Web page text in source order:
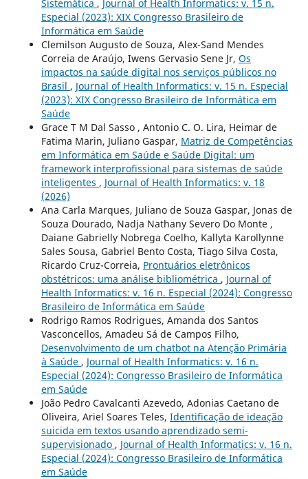
Sistemática , Journal of Health Informatics: v. 15 n.
Especial (2023): XIX Congresso Brasileiro de
Informática em Saúde
Clemilson Augusto de Souza, Alex-Sand Mendes
Correia de Araújo, Iwens Gervasio Sene Jr, Os
impactos na saúde digital nos serviços públicos no
Brasil , Journal of Health Informatics: v. 15 n. Especial
(2023): XIX Congresso Brasileiro de Informática em
Saúde
Grace T M Dal Sasso , Antonio C. O. Lira, Heimar de
Fatima Marin, Juliano Gaspar, Matriz de Competências
em Informática em Saúde e Saúde Digital: um
framework interprofissional para sistemas de saúde
inteligentes , Journal of Health Informatics: v. 18
(2026)
Ana Carla Marques, Juliano de Souza Gaspar, Jonas de
Souza Dourado, Nadja Nathany Severo Do Monte ,
Daiane Gabrielly Nobrega Coelho, Kallyta Karollynne
Sales Sousa, Gabriel Bento Costa, Tiago Silva Costa,
Ricardo Cruz-Correia, Prontuários eletrônicos
obstétricos: uma análise bibliométrica , Journal of
Health Informatics: v. 16 n. Especial (2024): Congresso
Brasileiro de Informática em Saúde
Rodrigo Ramos Rodrigues, Amanda dos Santos
Vasconcellos, Amadeu Sá de Campos Filho,
Desenvolvimento de um chatbot na Atenção Primária
à Saúde , Journal of Health Informatics: v. 16 n.
Especial (2024): Congresso Brasileiro de Informática
em Saúde
João Pedro Cavalcanti Azevedo, Adonias Caetano de
Oliveira, Ariel Soares Teles, Identificação de ideação
suicida em textos usando aprendizado semi-
supervisionado , Journal of Health Informatics: v. 16 n.
Especial (2024): Congresso Brasileiro de Informática
em Saúde